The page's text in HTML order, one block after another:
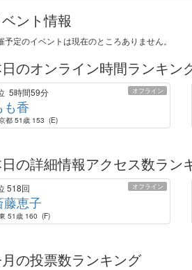
ント情報
予定のイベントは現在のところありません。
のオンライン時間ランキン
オフライン
5時間59分
も香
都 51歳 153 (E)
の詳細情報アクセス数ラン
オフライン
518回
藤恵子
51歳 160 (F)
の投票数ランキング